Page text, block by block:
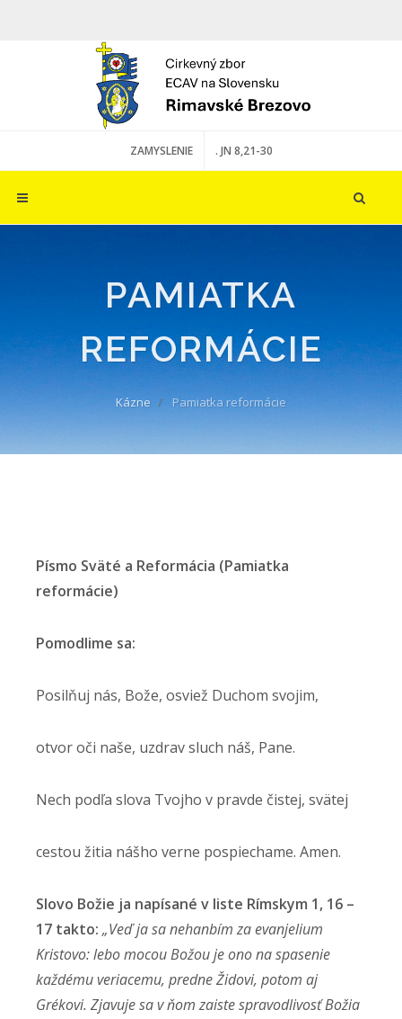
ZAMYSLENIE . JN 8,21-30
PAMIATKA
REFORMÁCIE
Kázne Pamiatka reformácie
Písmo Sväté a Reformácia (Pamiatka
reformácie)
Pomodlime sa:
Posilňuj nás, Bože, osviež Duchom svojim,
otvor oči naše, uzdrav sluch náš, Pane.
Nech podľa slova Tvojho v pravde čistej, svätej
cestou žitia nášho verne pospiechame. Amen.
Slovo Božie ja napísané v liste Rímskym 1, 16 –
17 takto: „Veď ja sa nehanbím za evanjelium
Kristovo: lebo mocou Božou je ono na spasenie
každému veriacemu, predne Židovi, potom aj
Grékovi. Zjavuje sa v ňom zaiste spravodlivosť Božia